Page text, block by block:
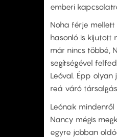
emberi
Noha férje
hasonló is kijutott
már nincs többé,
segítségével
Leóval. Épp
reá váró
Leónak
Nancy mégis
egyre jobban